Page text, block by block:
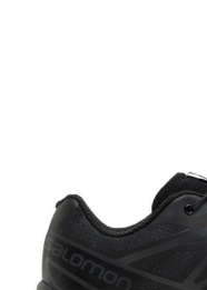
доставки товару та
*Залежно від
колір товару, що
від реального!